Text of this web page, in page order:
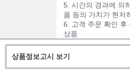
5. 시간의 경과에 의
품 등의 가치가 현저
6. 고객 주문 확인 후
상품
상품정보고시 보기